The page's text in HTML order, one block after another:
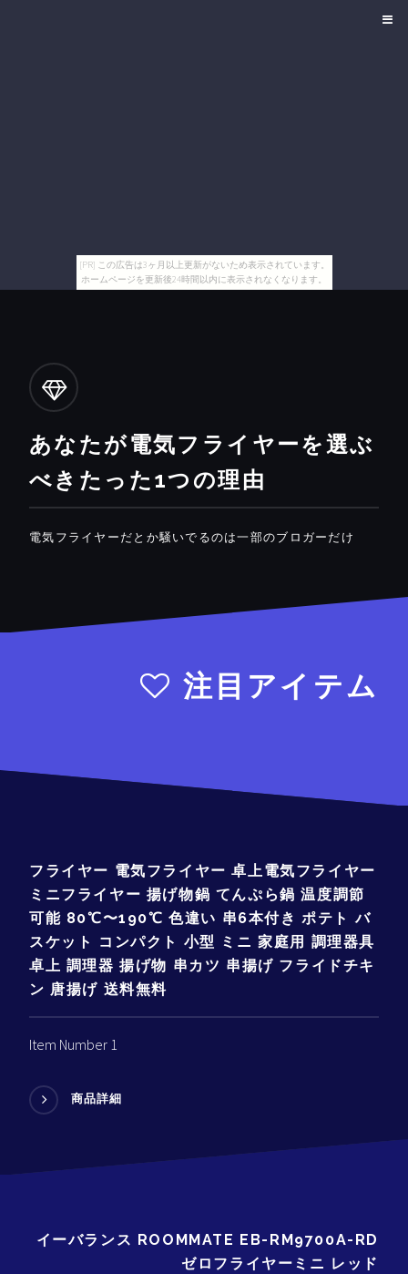
[PR] この広告は3ヶ月以上更新がないため表示されています。
ホームページを更新後24時間以内に表示されなくなります。
あなたが電気フライヤーを選ぶ
べきたった1つの理由
電気フライヤーだとか騒いでるのは一部のブロガーだけ
注目アイテム
フライヤー 電気フライヤー 卓上電気フライヤー
ミニフライヤー 揚げ物鍋 てんぷら鍋 温度調節
可能 80℃〜190℃ 色違い 串6本付き ポテト バ
スケット コンパクト 小型 ミニ 家庭用 調理器具
卓上 調理器 揚げ物 串カツ 串揚げ フライドチキ
ン 唐揚げ 送料無料
Item Number 1
商品詳細
イーバランス ROOMMATE EB-RM9700A-RD
ゼロフライヤーミニ レッド